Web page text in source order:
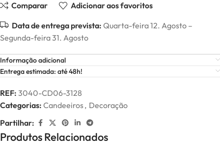
Comparar Adicionar aos favoritos
Data de entrega prevista: Quarta-feira 12. Agosto –
Segunda-feira 31. Agosto
Informação adicional
Entrega estimada: até 48h!
REF: 3040-CD06-3128
Categorias: Candeeiros, Decoração
Partilhar:
Produtos Relacionados